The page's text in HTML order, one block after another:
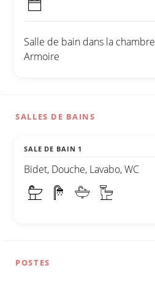
Salle de bain dans la chambre
Armoire
SALLES DE BAINS
SALE DE BAIN 1
Bidet, Douche, Lavabo, WC
POSTES